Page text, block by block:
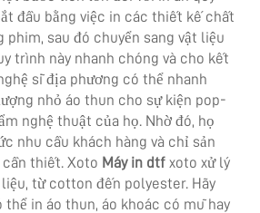
đầu bằng việc in các thiết kế chất
phim, sau đó chuyển sang vật liệu
trình này nhanh chóng và cho kết
sĩ địa phương có thể nhanh
nhỏ áo thun cho sự kiện pop-
nghệ thuật của họ. Nhờ đó, họ
nhu cầu khách hàng và chỉ sản
thiết. Xoto Máy in dtf xoto xử lý
từ cotton đến polyester. Hãy
in áo thun, áo khoác có mũ hay